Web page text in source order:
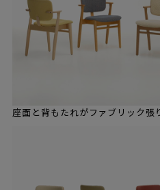
座面と背もたれがファブリック張